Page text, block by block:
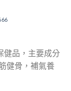
健品，主要成分
健骨，補氣養